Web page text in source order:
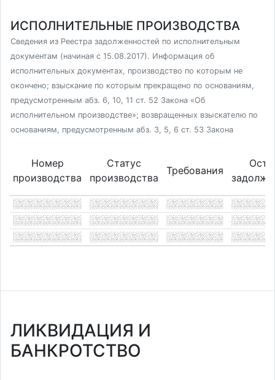
ИСПОЛНИТЕЛЬНЫЕ ПРОИЗВОДСТВА
Сведения из Реестра задолженностей по исполнительным
документам (начиная с 15.08.2017). Информация об
исполнительных документах, производство по которым не
окончено; взыскание по которым прекращено по основаниям,
предусмотренным абз. 6, 10, 11 ст. 52 Закона «Об
исполнительном производстве»; возвращенных взыскателю по
основаниям, предусмотренным абз. 3, 5, 6 ст. 53 Закона
Номер
производства
Статус
производства
Требования
ЛИКВИДАЦИЯ И
БАНКРОТСТВО